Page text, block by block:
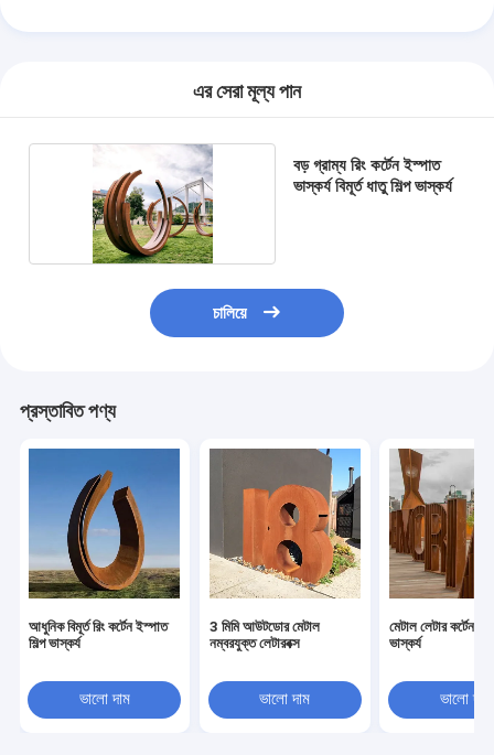
এর সেরা মূল্য পান
বড় গ্রাম্য রিং কর্টেন ইস্পাত
ভাস্কর্য বিমূর্ত ধাতু শিল্প ভাস্কর্য
চালিয়ে
প্রস্তাবিত পণ্য
আধুনিক বিমূর্ত রিং কর্টেন ইস্পাত
শিল্প ভাস্কর্য
ভালো দাম
3 মিমি আউটডোর মেটাল
নম্বরযুক্ত লেটারবক্স
ভালো দাম
মেটাল লেটার কর্টেন
ভাস্কর্য
ভালো দাম